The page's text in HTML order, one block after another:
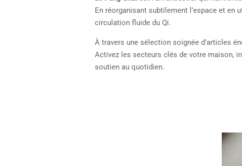
En réorganisant subtilement l’espace et
circulation fluide du Qi.
À travers une sélection soignée d’articles
Activez les secteurs clés de votre maison,
soutien au quotidien.